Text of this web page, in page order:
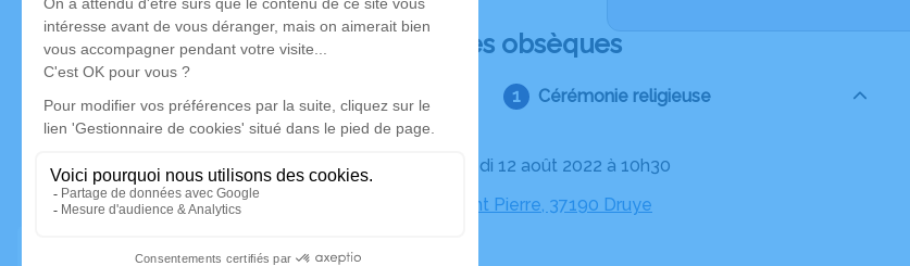
Déroulé des obsèques
Cérémonie religieuse
Le vendredi 12 août 2022 à 10h30
Église Saint Pierre, 37190 Druye